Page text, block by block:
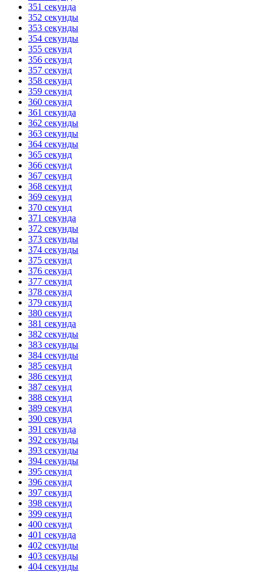
351 секунда
352 секунды
353 секунды
354 секунды
355 секунд
356 секунд
357 секунд
358 секунд
359 секунд
360 секунд
361 секунда
362 секунды
363 секунды
364 секунды
365 секунд
366 секунд
367 секунд
368 секунд
369 секунд
370 секунд
371 секунда
372 секунды
373 секунды
374 секунды
375 секунд
376 секунд
377 секунд
378 секунд
379 секунд
380 секунд
381 секунда
382 секунды
383 секунды
384 секунды
385 секунд
386 секунд
387 секунд
388 секунд
389 секунд
390 секунд
391 секунда
392 секунды
393 секунды
394 секунды
395 секунд
396 секунд
397 секунд
398 секунд
399 секунд
400 секунд
401 секунда
402 секунды
403 секунды
404 секунды